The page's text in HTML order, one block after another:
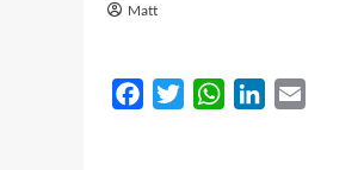
Matt
FacebookTwitterWhatsAppLinkedIn